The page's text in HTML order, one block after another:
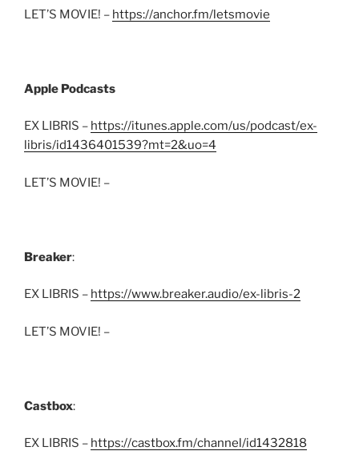
LET’S MOVIE! – https://anchor.fm/letsmovie
Apple Podcasts
EX LIBRIS – https://itunes.apple.com/us/podcast/ex-
libris/id1436401539?mt=2&uo=4
LET’S MOVIE! –
Breaker:
EX LIBRIS – https://www.breaker.audio/ex-libris-2
LET’S MOVIE! –
Castbox:
EX LIBRIS – https://castbox.fm/channel/id1432818